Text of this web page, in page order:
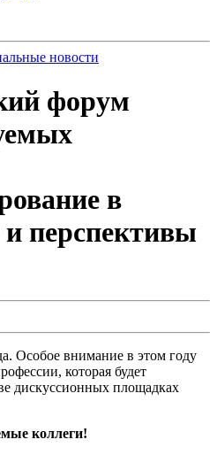
новости
форум
в
перспективы
Особое внимание в этом году
которая будет
дискуссионных площадках
коллеги!